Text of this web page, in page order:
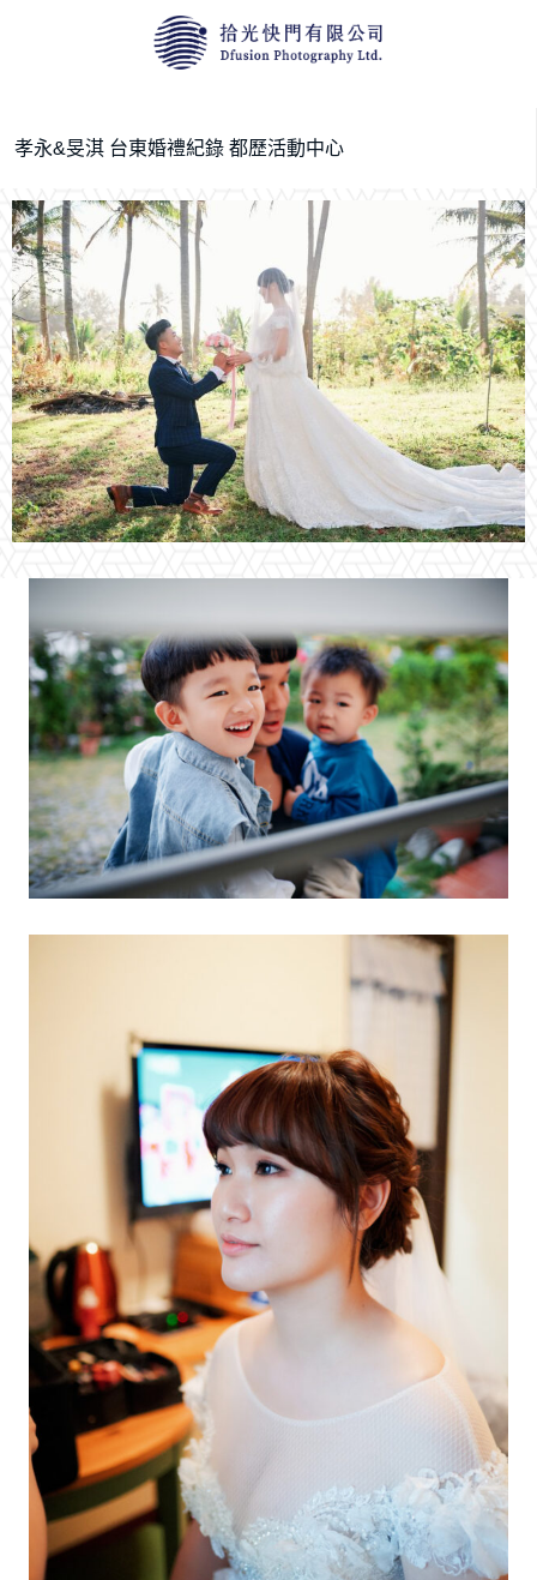
孝永&旻淇 台東婚禮紀錄 都歷活動中心